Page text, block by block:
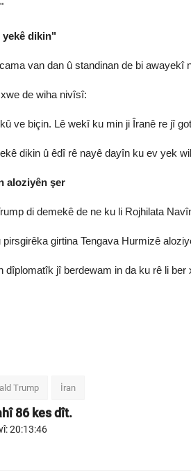
yekê dikin"
van dan û standinan de bi awayekî
de wiha nivîsî:
ve biçin. Lê wekî ku min ji Îranê re jî
dikin û êdî rê nayê dayîn ku ev yek
aloziyên şer
di demekê de ne ku li Rojhilata
girtina Tengava Hurmizê
dîplomatîk jî berdewam in da ku rê li
Trump İran
86kes dît.
20:13:46